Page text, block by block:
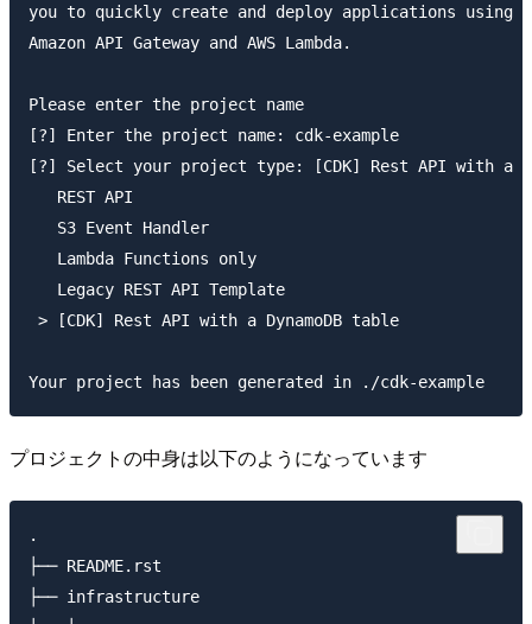
you to quickly create and deploy applications using
Amazon API Gateway and AWS Lambda.
Please enter the project name
[?] Enter the project name: cdk-example
[?] Select your project type: [CDK] Rest API with a
   REST API
   S3 Event Handler
   Lambda Functions only
   Legacy REST API Template
> [CDK] Rest API with a DynamoDB table
プロジェクトの中身は以下のようになっています
.
├── README.rst
├── infrastructure